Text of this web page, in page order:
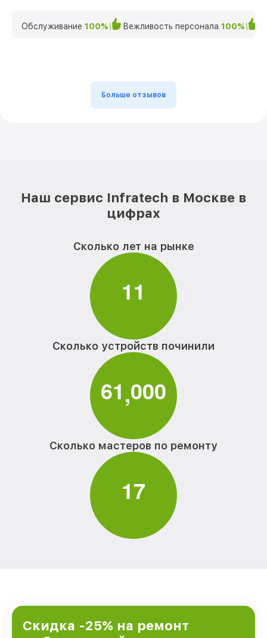
Обслуживание 100% Вежливость персонала 100%
Больше отзывов
Наш сервис Infratech в Москве в
цифрах
Сколько лет на рынке
11
Сколько устройств починили
61,000
Сколько мастеров по ремонту
17
Скидка -25% на ремонт